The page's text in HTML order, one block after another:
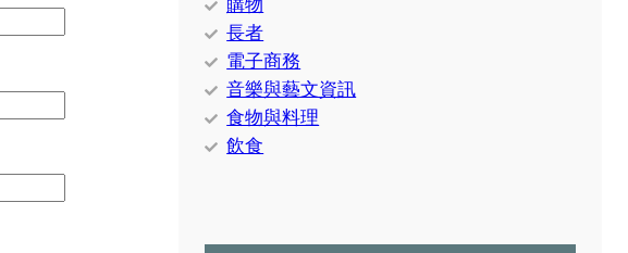
長者
電子商務
音樂與藝文資訊
食物與料理
飲食